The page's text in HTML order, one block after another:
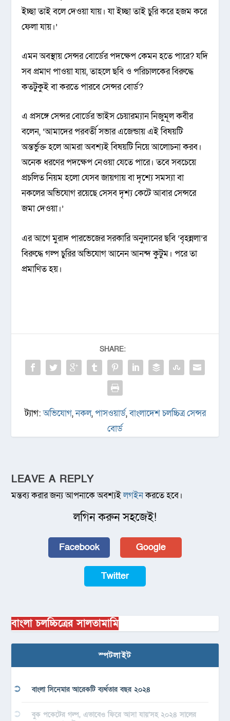
ইচ্ছা তাই বলে দেওয়া যায়। যা ইচ্ছা তাই চুরি করে হজম করে
ফেলা যায়।’
এমন অবস্থায় সেন্সর বোর্ডের পদক্ষেপ কেমন হতে পারে? যদি
সব প্রমাণ পাওয়া যায়, তাহলে ছবি ও পরিচালকের বিরুদ্ধে
কতটুকুই বা করতে পারবে সেন্সর বোর্ড?
এ প্রসঙ্গে সেন্সর বোর্ডের ভাইস চেয়ারম্যান নিজুমূল কবীর
বলেন, ‘আমাদের পরবর্তী সভার এজেন্ডায় এই বিষয়টি
অন্তর্ভুক্ত হলে আমরা অবশ্যই বিষয়টি নিয়ে আলোচনা করব।
অনেক ধরণের পদক্ষেপ নেওয়া যেতে পারে। তবে সবচেয়ে
প্রচলিত নিয়ম হলো যেসব জায়গায় বা দৃশ্যে সমস্যা বা
নকলের অভিযোগ রয়েছে সেসব দৃশ্য কেটে আবার সেন্সরে
জমা দেওয়া।’
এর আগে মুরাদ পারভেজের সরকারি অনুদানের ছবি ‘বৃহন্নলা’র
বিরুদ্ধে গল্প চুরির অভিযোগ আনেন আনন্দ কুটুম। পরে তা
প্রমাণিত হয়।
SHARE:
ট্যাগ:অভিযোগ,নকল,পাসওয়ার্ড,বাংলাদেশ চলচ্চিত্র সেন্সর
বোর্ড
LEAVE A REPLY
মন্তব্য করার জন্য আপনাকে অবশ্যইলগইনকরতে হবে।
লগিন করুন সহজেই!
Facebook Google
Twitter
বাংলা চলচ্চিত্রের সালতামামি
স্পটলাইট
বাংলা সিনেমার আরেকটি ব্যর্থতার বছর ২০২৪
বুক পকেটের গল্প, এভাবেও ফিরে আসা যায়’সহ ২০২৪ সালের